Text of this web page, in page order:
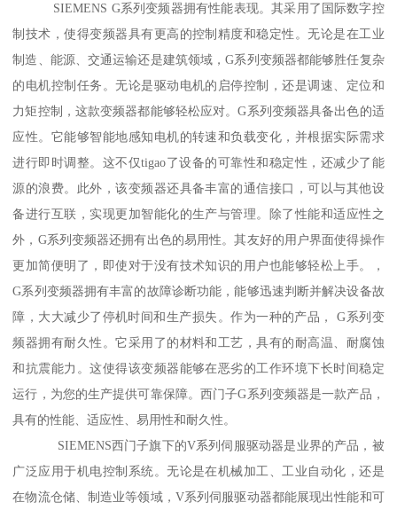
SIEMENS G系列变频器拥有性能表现。其采用了国际数字控
制技术，使得变频器具有更高的控制精度和稳定性。无论是在工业
制造、能源、交通运输还是建筑领域，G系列变频器都能够胜任复杂
的电机控制任务。无论是驱动电机的启停控制，还是调速、定位和
力矩控制，这款变频器都能够轻松应对。G系列变频器具备出色的适
应性。它能够智能地感知电机的转速和负载变化，并根据实际需求
进行即时调整。这不仅tigao了设备的可靠性和稳定性，还减少了能
源的浪费。此外，该变频器还具备丰富的通信接口，可以与其他设
备进行互联，实现更加智能化的生产与管理。除了性能和适应性之
外，G系列变频器还拥有出色的易用性。其友好的用户界面使得操作
更加简便明了，即使对于没有技术知识的用户也能够轻松上手。，
G系列变频器拥有丰富的故障诊断功能，能够迅速判断并解决设备故
障，大大减少了停机时间和生产损失。作为一种的产品， G系列变
频器拥有耐久性。它采用了的材料和工艺，具有的耐高温、耐腐蚀
和抗震能力。这使得该变频器能够在恶劣的工作环境下长时间稳定
运行，为您的生产提供可靠保障。西门子G系列变频器是一款产品，
具有的性能、适应性、易用性和耐久性。
SIEMENS西门子旗下的V系列伺服驱动器是业界的产品，被
广泛应用于机电控制系统。无论是在机械加工、工业自动化，还是
在物流仓储、制造业等领域，V系列伺服驱动器都能展现出性能和可